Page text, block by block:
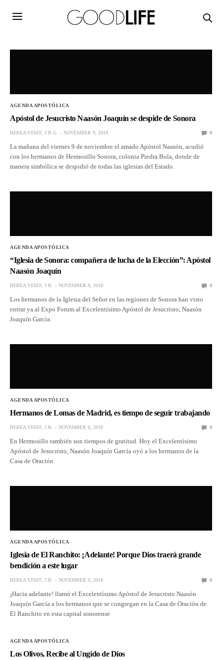
AGENDA APOSTÓLICA
Apóstol de Jesucristo Naasón Joaquín se despide de Sonora
BEREA STAFF, J.R.G. NOVEMBER 9, 2018 0
La mañana del viernes 9 de noviembre el amado Apóstol Naasón, acudió
con los hermanos de Hermosillo Sonora, colonia Piedra Bola, donde de
manera simbólica se despidió de todas las iglesias del Estado.
AGENDA APOSTÓLICA
“Iglesia de Sonora: compañera de lucha de la Elección”: Apóstol
Naasón Joaquín
BEREA STAFF, J.R. NOVEMBER 8, 2018 0
Los hermanos de la Iglesia del Señor en las regiones de Sonora han visto
entrar ya al Expo Forum al Excelentísimo Apóstol de Jesucristo, Naasón
Joaquín García.
AGENDA APOSTÓLICA
Hermanos de Lomas de Madrid, es tiempo de seguir trabajando
BEREA STAFF, J.R. NOVEMBER 6, 2018 0
En Hermosillo también son tiempos de gratitud. Hoy el Excelentísimo
Apóstol de Jesucristo, Naasón Joaquín García oyó a los hermanos de la
Casa de Oración
AGENDA APOSTÓLICA
Iglesia de El Ranchito: ¡Adelante! Porque Dios traerá grande
bendición a este lugar
BEREA STAFF, J.R. NOVEMBER 6, 2018 0
¡Hacia adelante! llamó el Excelentísimo Apóstol de Jesucristo Naasón
Joaquín García a los hermanos que se congregan en la Casa de Oración de
El Ranchito en esta capital sonorense
AGENDA APOSTÓLICA
Los Olivos, Recibe al Ungido de Dios